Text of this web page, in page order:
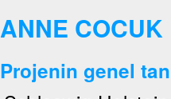
ANNE COCUK
Projenin genel